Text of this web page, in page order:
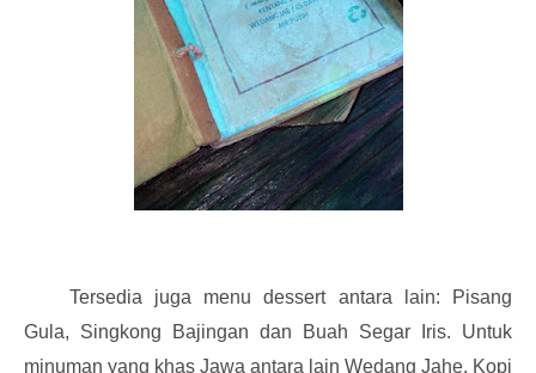
Tersedia juga menu dessert antara lain: Pisang
Gula, Singkong Bajingan dan Buah Segar Iris. Untuk
minuman yang khas Jawa antara lain Wedang Jahe, Kopi